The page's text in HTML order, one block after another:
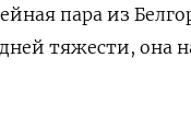
пара из
тяжести, она